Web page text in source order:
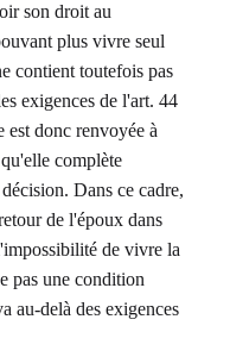
son droit au
plus vivre seul
contient toutefois pas
exigences de l'art. 44
est donc renvoyée à
complète
Dans ce cadre,
de l'époux dans
de vivre la
pas une condition
au-delà des exigences